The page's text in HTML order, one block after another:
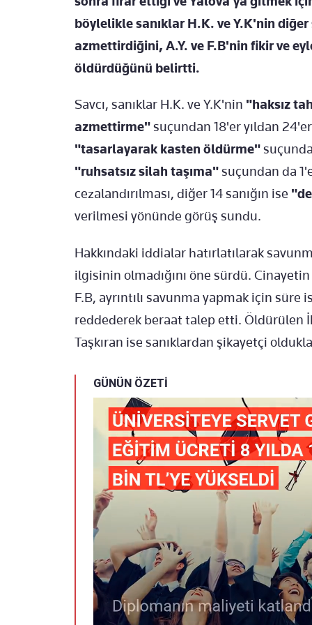
böylelikle sanıklar H.K. ve Y.K'nin diğer
azmettirdiğini, A.Y. ve F.B'nin fikir ve
öldürdüğünü belirtti.
Savcı, sanıklar H.K. ve Y.K'nin "haksız
azmettirme"suçundan 18'er yıldan
"tasarlayarak kasten öldürme"
"ruhsatsız silah taşıma"suçundan da
cezalandırılması, diğer 14 sanığın ise
verilmesi yönünde görüş sundu.
Hakkındaki iddialar hatırlatılarak
ilgisinin olmadığını öne sürdü.
F.B, ayrıntılı savunma yapmak için süre
reddederek beraat talep etti. Öldürülen
Taşkıran ise sanıklardan şikayetçi
GÜNÜN ÖZETİ